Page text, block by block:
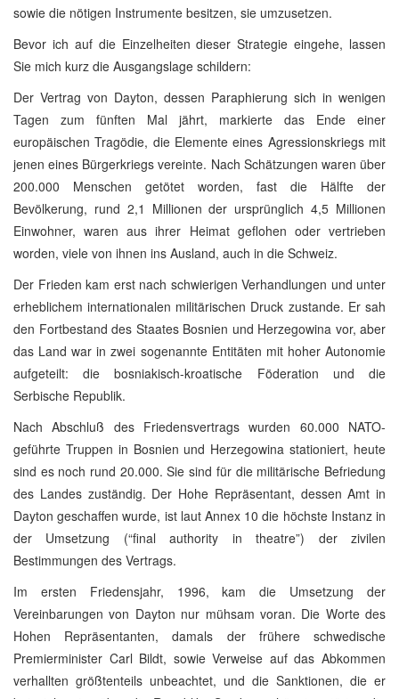
sowie die nötigen Instrumente besitzen, sie umzusetzen.
Bevor ich auf die Einzelheiten dieser Strategie eingehe, lassen
Sie mich kurz die Ausgangslage schildern:
Der Vertrag von Dayton, dessen Paraphierung sich in wenigen
Tagen zum fünften Mal jährt, markierte das Ende einer
europäischen Tragödie, die Elemente eines Agressionskriegs mit
jenen eines Bürgerkriegs vereinte. Nach Schätzungen waren über
200.000 Menschen getötet worden, fast die Hälfte der
Bevölkerung, rund 2,1 Millionen der ursprünglich 4,5 Millionen
Einwohner, waren aus ihrer Heimat geflohen oder vertrieben
worden, viele von ihnen ins Ausland, auch in die Schweiz.
Der Frieden kam erst nach schwierigen Verhandlungen und unter
erheblichem internationalen militärischen Druck zustande. Er sah
den Fortbestand des Staates Bosnien und Herzegowina vor, aber
das Land war in zwei sogenannte Entitäten mit hoher Autonomie
aufgeteilt: die bosniakisch-kroatische Föderation und die
Serbische Republik.
Nach Abschluß des Friedensvertrags wurden 60.000 NATO-
geführte Truppen in Bosnien und Herzegowina stationiert, heute
sind es noch rund 20.000. Sie sind für die militärische Befriedung
des Landes zuständig. Der Hohe Repräsentant, dessen Amt in
Dayton geschaffen wurde, ist laut Annex 10 die höchste Instanz in
der Umsetzung (“final authority in theatre”) der zivilen
Bestimmungen des Vertrags.
Im ersten Friedensjahr, 1996, kam die Umsetzung der
Vereinbarungen von Dayton nur mühsam voran. Die Worte des
Hohen Repräsentanten, damals der frühere schwedische
Premierminister Carl Bildt, sowie Verweise auf das Abkommen
verhallten größtenteils unbeachtet, und die Sanktionen, die er